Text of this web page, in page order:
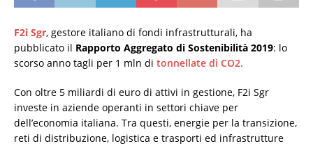
F2i Sgr, gestore italiano di fondi infrastrutturali, ha
pubblicato il Rapporto Aggregato di Sostenibilità 2019: lo
scorso anno tagli per 1 mln di tonnellate di CO2.
Con oltre 5 miliardi di euro di attivi in gestione, F2i Sgr
investe in aziende operanti in settori chiave per
dell’economia italiana. Tra questi, energie per la transizione,
reti di distribuzione, logistica e trasporti ed infrastrutture